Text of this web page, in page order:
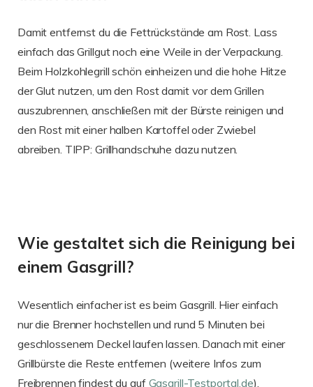
Damit entfernst du die Fettrückstände am Rost. Lass
einfach das Grillgut noch eine Weile in der Verpackung.
Beim Holzkohlegrill schön einheizen und die hohe Hitze
der Glut nutzen, um den Rost damit vor dem Grillen
auszubrennen, anschließen mit der Bürste reinigen und
den Rost mit einer halben Kartoffel oder Zwiebel
abreiben. TIPP: Grillhandschuhe dazu nutzen.
Wie gestaltet sich die Reinigung bei
einem Gasgrill?
Wesentlich einfacher ist es beim Gasgrill. Hier einfach
nur die Brenner hochstellen und rund 5 Minuten bei
geschlossenem Deckel laufen lassen. Danach mit einer
Grillbürste die Reste entfernen (weitere Infos zum
Freibrennen findest du auf Gasgrill-Testportal.de).